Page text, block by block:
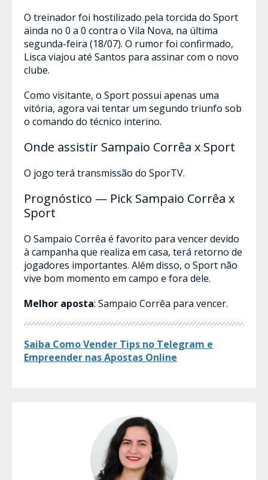
O treinador foi hostilizado pela torcida do Sport
ainda no 0 a 0 contra o Vila Nova, na última
segunda-feira (18/07). O rumor foi confirmado,
Lisca viajou até Santos para assinar com o novo
clube.
Como visitante, o Sport possui apenas uma
vitória, agora vai tentar um segundo triunfo sob
o comando do técnico interino.
Onde assistir Sampaio Corrêa x Sport
O jogo terá transmissão do SporTV.
Prognóstico — Pick Sampaio Corrêa x
Sport
O Sampaio Corrêa é favorito para vencer devido
à campanha que realiza em casa, terá retorno de
jogadores importantes. Além disso, o Sport não
vive bom momento em campo e fora dele.
Melhor aposta: Sampaio Corrêa para vencer.
Saiba Como Vender Tips no Telegram e
Empreender nas Apostas​ Online